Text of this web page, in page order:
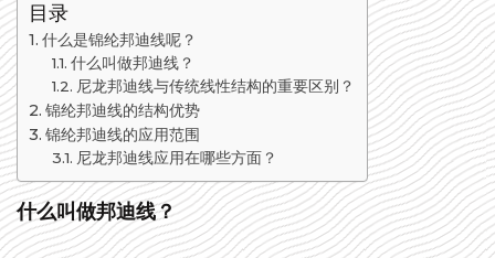
目录
什么是锦纶邦迪线呢？
什么叫做邦迪线？
尼龙邦迪线与传统线性结构的重要区别？
锦纶邦迪线的结构优势
锦纶邦迪线的应用范围
尼龙邦迪线应用在哪些方面？
什么叫做邦迪线？